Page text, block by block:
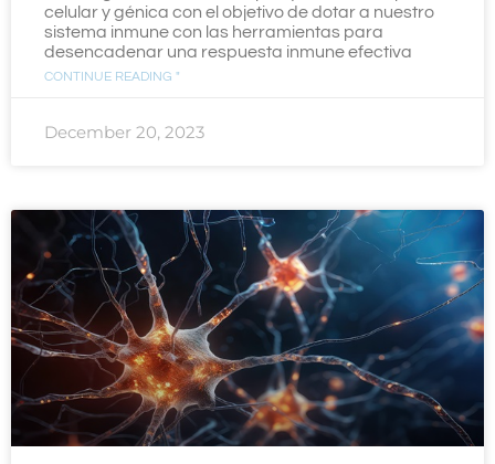
celular y génica con el objetivo de dotar a nuestro
sistema inmune con las herramientas para
desencadenar una respuesta inmune efectiva
CONTINUE READING "
December 20, 2023